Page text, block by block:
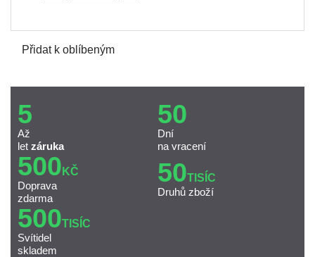
Přidat k oblíbeným
5
Až
let záruka
50
Dní
na vracení
500 KČ
Doprava
zdarma
50TISÍC
Druhů zboží
500TISÍC
Svítidel
skladem